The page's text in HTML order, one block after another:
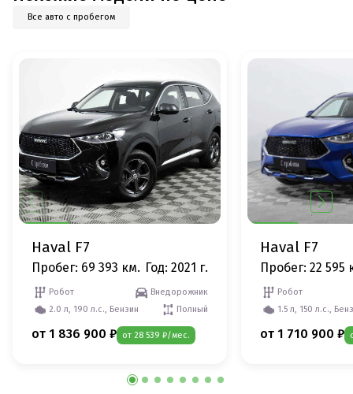
Все авто с пробегом
Haval F7
Пробег: 69 393 км. Год: 2021 г.
Робот
Внедорожник
2.0 л, 190 л.с., Бензин
Полный
от 1 836 900 ₽ от 28 539 ₽/мес.
Haval F7
Пробег: 22 595
Робот
1.5 л, 150 л.с.,
от 1 710 900 ₽